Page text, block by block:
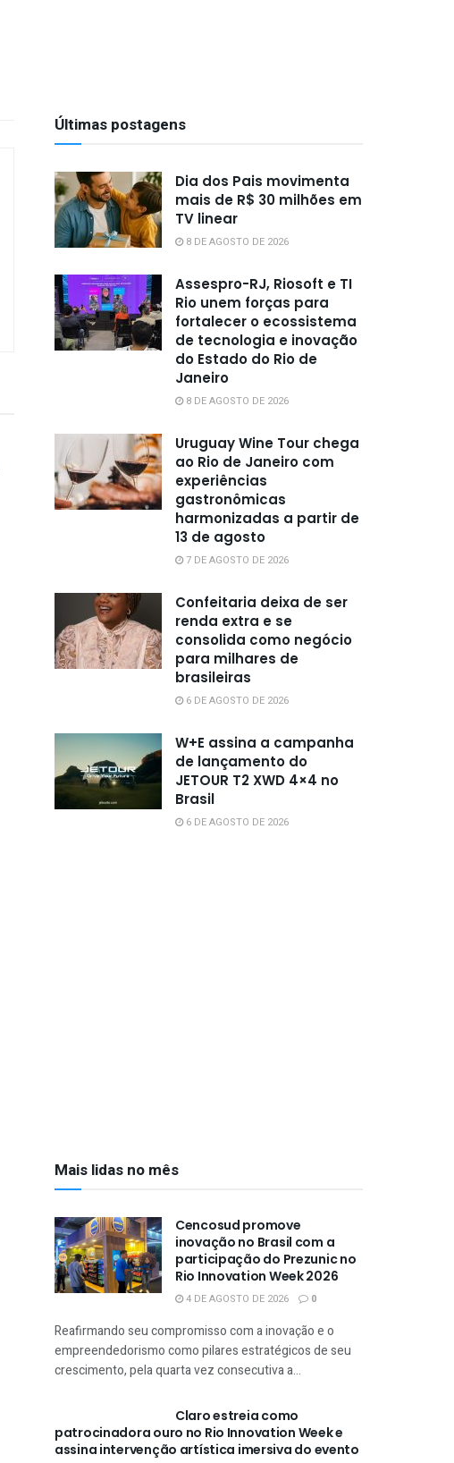
Últimas postagens
Dia dos Pais movimenta
mais de R$ 30 milhões em
TV linear
8 DE AGOSTO DE 2026
Assespro-RJ, Riosoft e TI
Rio unem forças para
fortalecer o ecossistema
de tecnologia e inovação
do Estado do Rio de
Janeiro
8 DE AGOSTO DE 2026
Uruguay Wine Tour chega
ao Rio de Janeiro com
experiências
gastronômicas
harmonizadas a partir de
13 de agosto
7 DE AGOSTO DE 2026
Confeitaria deixa de ser
renda extra e se
consolida como negócio
para milhares de
brasileiras
6 DE AGOSTO DE 2026
W+E assina a campanha
de lançamento do
JETOUR T2 XWD 4×4 no
Brasil
6 DE AGOSTO DE 2026
Mais lidas no mês
Cencosud promove
inovação no Brasil com a
participação do Prezunic no
Rio Innovation Week 2026
4 DE AGOSTO DE 2026 0
Reafirmando seu compromisso com a inovação e o
empreendedorismo como pilares estratégicos de seu
crescimento, pela quarta vez consecutiva a...
Claro estreia como
patrocinadora ouro no Rio Innovation Week e
assina intervenção artística imersiva do evento